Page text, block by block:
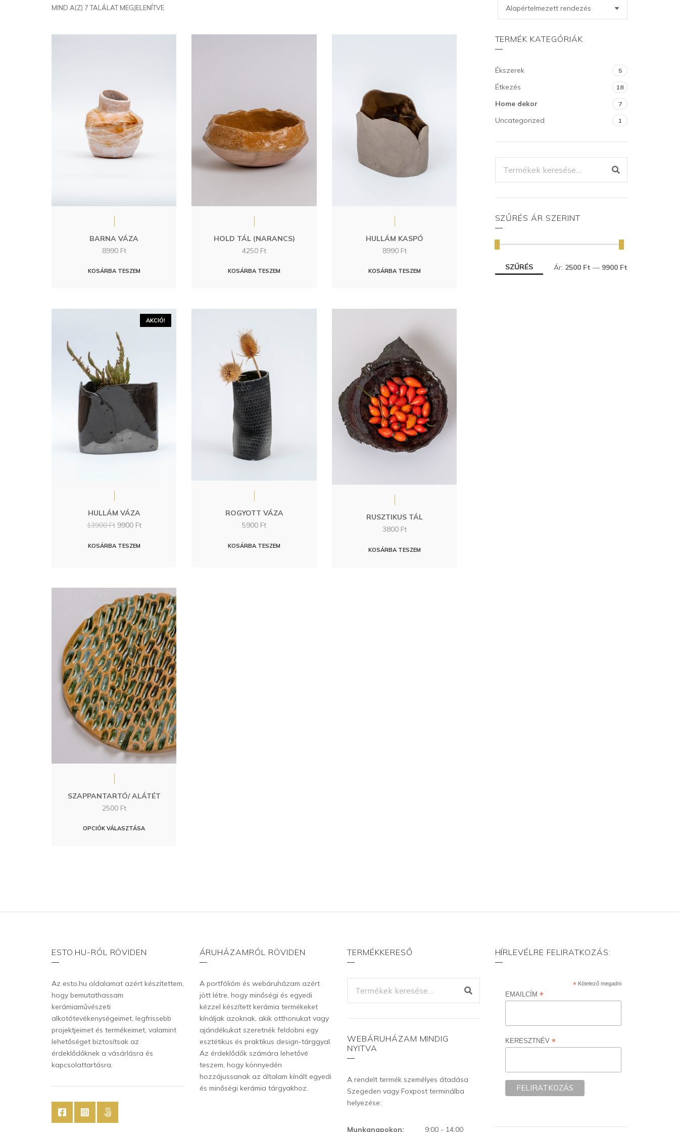
MIND A(Z) 7 TALÁLAT MEGJELENÍTVE
BARNA VÁZA
8990 Ft
KOSÁRBA TESZEM
HOLD TÁL (NARANCS)
4250 Ft
KOSÁRBA TESZEM
HULLÁM KASPÓ
8990 Ft
KOSÁRBA TESZEM
AKCIÓ!
HULLÁM VÁZA
13900Ft Original
was:
9900 FtCurrent
KOSÁRBA TESZEM
ROGYOTT VÁZA
5900 Ft
KOSÁRBA TESZEM
RUSZTIKUS TÁL
3800 Ft
KOSÁRBA TESZEM
SZAPPANTARTÓ/ ALÁTÉT
2500 Ft
OPCIÓK VÁLASZTÁSA
TERMÉK KATEGÓRIÁK
Ékszerek 5
Étkezés 18
Home dekor 7
Uncategorized 1
KERESÉS
SZŰRÉS ÁR SZERINT
MIN
MAXSZŰRÉS Ár: 2500 Ft — 9900 Ft
ESTO.HU-RÓL RÖVIDEN
Az esto.hu oldalamat azért készítettem,
hogy bemutathassam
kerámiaművészeti
alkotótevékenységeimet, legfrissebb
projektjeimet és termékeimet, valamint
lehetőséget biztosítsak az
érdeklődőknek a vásárlásra és
kapcsolattartásra.
ÁRUHÁZAMRÓL RÖVIDEN
A portfólióm és webáruházam azért
jött létre, hogy minőségi és egyedi
kézzel készített kerámia termékeket
kínáljak azoknak, akik otthonukat vagy
ajándékukat szeretnék feldobni egy
esztétikus és praktikus design-tárggyal.
Az érdeklődők számára lehetővé
teszem, hogy könnyedén
hozzájussanak az általam kínált egyedi
és minőségi kerámia tárgyakhoz.
TERMÉKKERESŐ
WEBÁRUHÁZAM MINDIG
NYITVA
A rendelt termék személyes átadása
Szegeden vagy Foxpost terminálba
helyezése:
Munkanapokon: 9:00 - 14:00
HÍRLEVÉLRE FELIRATKOZÁS:
*Kötelező megadni
EMAILCÍM *
KERESZTNÉV *